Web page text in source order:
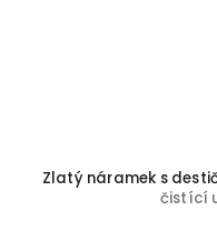
Zlatý náramek s
čistící